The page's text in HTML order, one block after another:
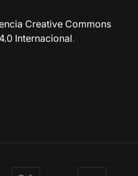
Creative Commons
Internacional.